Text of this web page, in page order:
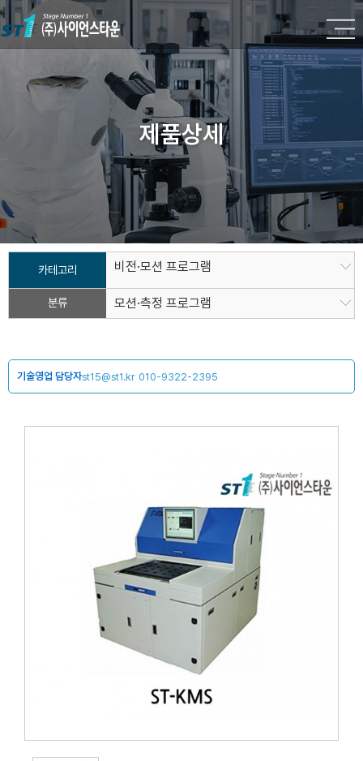
제품상세
카테고리 비전·모션 프로그램
분류 모션·측정 프로그램
기술영업 담당자st15@st1.kr 010-9322-2395